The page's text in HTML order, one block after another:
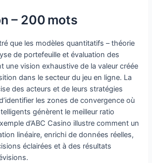
– 200 mots
que les modèles quantitatifs – théorie
de portefeuille et évaluation des
une vision exhaustive de la valeur créée
dans le secteur du jeu en ligne. La
des acteurs et de leurs stratégies
les zones de convergence où
génèrent le meilleur ratio
d’ABC Casino illustre comment un
linéaire, enrichi de données réelles,
éclairées et à des résultats